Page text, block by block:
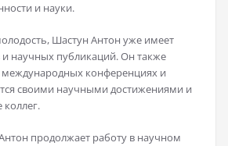
и науки.
Шастун Антон уже имеет
и научных публикаций. Он также
международных конференциях и
своими научными достижениями и
коллег.
продолжает работу в научном